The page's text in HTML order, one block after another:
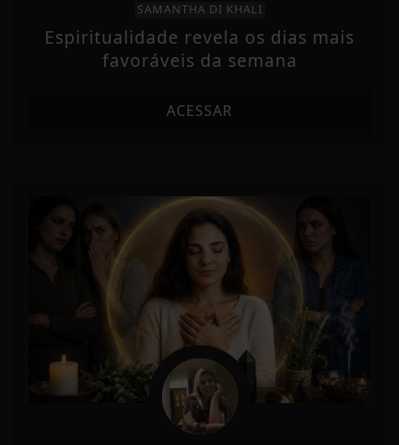
SAMANTHA DI KHALI
Espiritualidade revela os dias mais
favoráveis da semana
ACESSAR